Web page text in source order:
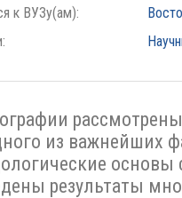
к ВУЗу(ам):
из важнейших
основы
результаты